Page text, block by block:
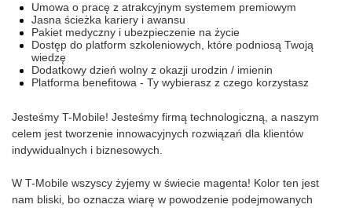
Umowa o pracę z atrakcyjnym systemem premiowym
Jasna ścieżka kariery i awansu
Pakiet medyczny i ubezpieczenie na życie
Dostęp do platform szkoleniowych, które podniosą Twoją
wiedzę
Dodatkowy dzień wolny z okazji urodzin / imienin
Platforma benefitowa - Ty wybierasz z czego korzystasz
Jesteśmy T-Mobile! Jesteśmy firmą technologiczną, a naszym
celem jest tworzenie innowacyjnych rozwiązań dla klientów
indywidualnych i biznesowych.
W T-Mobile wszyscy żyjemy w świecie magenta! Kolor ten jest
nam bliski, bo oznacza wiarę w powodzenie podejmowanych